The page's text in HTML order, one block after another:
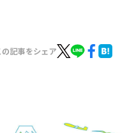
の記事をシェア